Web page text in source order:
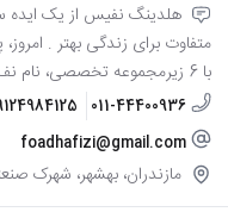
هلدینگ نفیس از یک ایده
متفاوت برای زندگی بهتر .
با 6 زیرمجموعه تخصصی، نام نف...
011-44400936
foadhafizi@gmail.com
مازندران، بهشهر، شهرک